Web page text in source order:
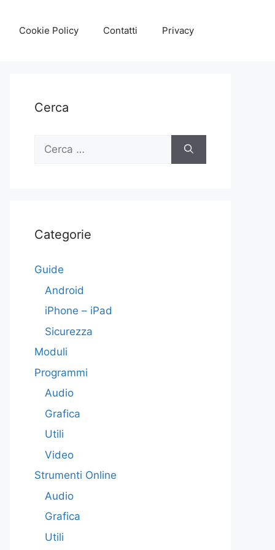
Cookie Policy Contatti Privacy
Cerca
Ricerca
Categorie
Guide
Android
iPhone – iPad
Sicurezza
Moduli
Programmi
Audio
Grafica
Utili
Video
Strumenti Online
Audio
Grafica
Utili